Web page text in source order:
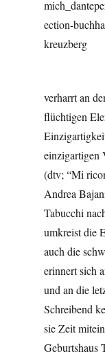
verharrt an
flüchtigen
einzigartigen
(dtv; “Mi
Andrea
Tabucchi
umkreist die
auch die
erinnert sich
und an die
Schreibend
sie Zeit
Geburtshaus